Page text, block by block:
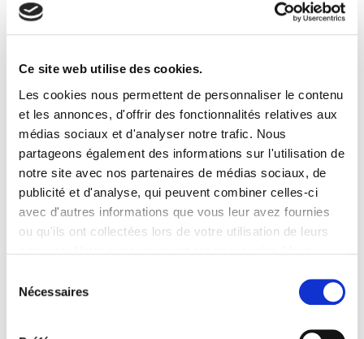
Ce site web utilise des cookies.
Les cookies nous permettent de personnaliser le contenu
et les annonces, d'offrir des fonctionnalités relatives aux
médias sociaux et d'analyser notre trafic. Nous
partageons également des informations sur l'utilisation de
notre site avec nos partenaires de médias sociaux, de
publicité et d'analyse, qui peuvent combiner celles-ci
avec d'autres informations que vous leur avez fournies
ou qu'ils ont collectées lors de votre utilisation de leurs
Nécessaires
ATALIAN, acteur leader du Facility Management en
France et en Europe, sera présent auWorkplace
des Festivals de Cannes.
ATALIAN y présentera l’intégralité de ses services aux
bâtiments et occupants :
Facility Management
Propreté & services associés
Maintenance & Energy
Sécurité, surveillance & sûreté
Hospitality